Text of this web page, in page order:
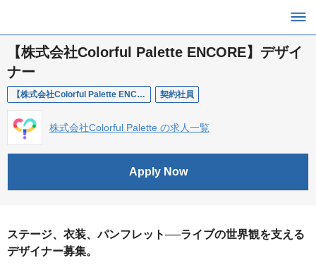
【株式会社Colorful Palette ENCORE】デザイ
ナー
【株式会社Colorful Palette ENCORE】デザイナー 契約社員
株式会社Colorful Palette の求人一覧
Apply Now
ステージ、衣装、パンフレット──ライブの世界観を支える
デザイナー募集。